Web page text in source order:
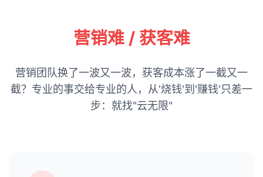
营销难 / 获客难
营销团队换了一波又一波，获客成本涨了一截又一
截？专业的事交给专业的人，从'烧钱'到'赚钱'只差一
步：就找"云无限"